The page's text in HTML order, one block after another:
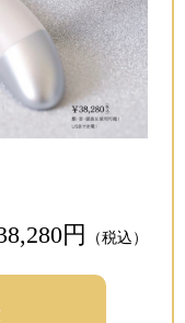
円 （税込）